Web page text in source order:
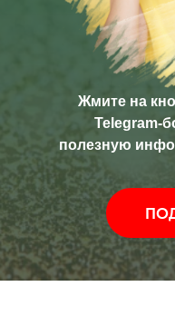
Жмите на
Telegram-
полезную